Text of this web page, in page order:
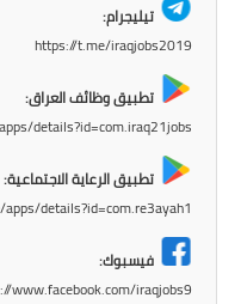
تيليجرام:
https://t.me/iraqjobs2019
تطبيق وظائف العراق:
details?id=com.iraq21jobs
تطبيق الرعاية الاجتماعية:
details?id=com.re3ayah1
فيسبوك:
www.facebook.com/iraqjobs9